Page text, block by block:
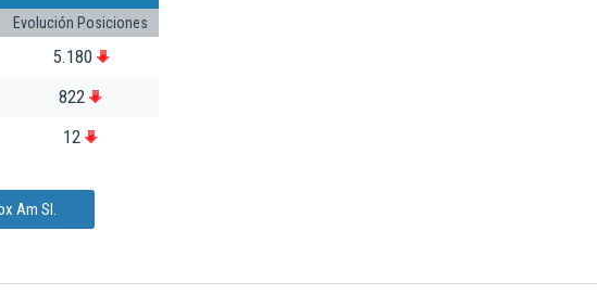
Evolución Posiciones
5.180
822
12
Am Sl.